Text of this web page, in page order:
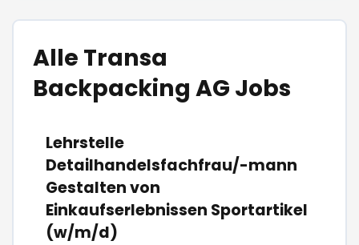
Alle Transa
Backpacking AG Jobs
Lehrstelle
Detailhandelsfachfrau/-mann
Gestalten von
Einkaufserlebnissen Sportartikel
(w/m/d)